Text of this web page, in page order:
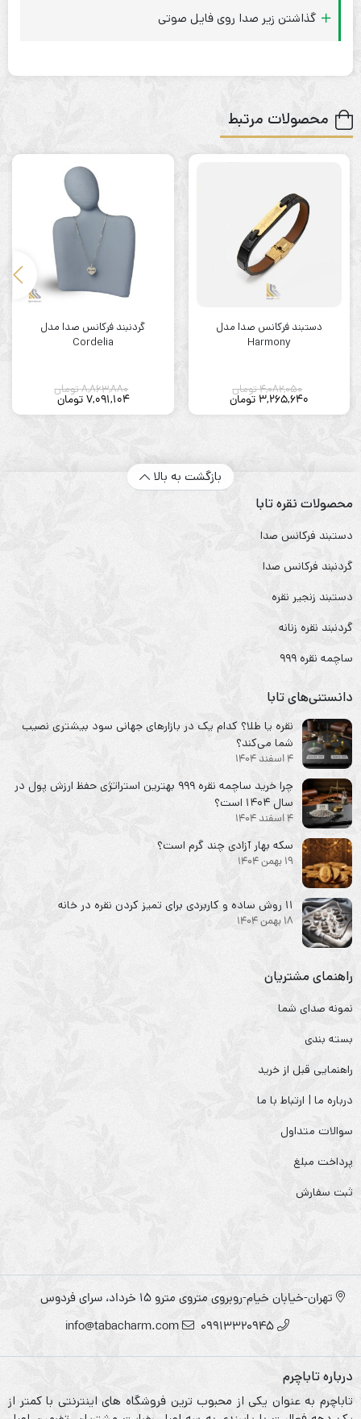
گذاشتن زیر صدا روی فایل صوتی
محصولات مرتبط
دستبند فرکانس صدا مدل
Harmony
4,082,050تومان
3,265,640 تومان
گردنبند فرکانس صدا مدل
Cordelia
8,863,880تومان
7,091,104 تومان
بازگشت به بالا
محصولات نقره تابا
دستبند فرکانس صدا
گردنبند فرکانس صدا
دستبند زنجیر نقره
گردنبند نقره زنانه
ساچمه نقره ۹۹۹
دانستنی‌های تابا
نقره یا طلا؟ کدام یک در بازارهای جهانی سود بیشتری نصیب
شما می‌کند؟
4 اسفند 1404
چرا خرید ساچمه نقره ۹۹۹ بهترین استراتژی حفظ ارزش پول در
سال ۱۴۰۴ است؟
4 اسفند 1404
سکه‌ بهار آزادی چند گرم است؟
19 بهمن 1404
۱۱ روش ساده و کاربردی برای تمیز کردن نقره در خانه
18 بهمن 1404
راهنمای مشتریان
نمونه صدای شما
بسته بندی
راهنمایی قبل از خرید
درباره ما | ارتباط با ما
سوالات متداول
پرداخت مبلغ
ثبت سفارش
تهران-خیابان خیام-روبروی متروی مترو ۱۵ خرداد، سرای فردوس
09913320945
info@tabacharm.com
درباره تاباچرم
تاباچرم به عنوان یکی از محبوب ترین فروشگاه های اینترنتی با کمتر از